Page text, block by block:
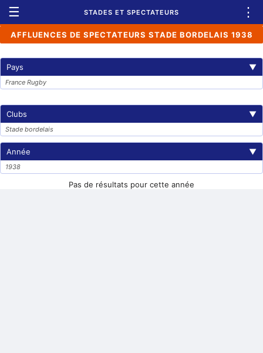
☰ STADES ET SPECTATEURS ⋮
AFFLUENCES DE SPECTATEURS STADE BORDELAIS 1938
Pays ▼
France Rugby
Clubs ▼
Stade bordelais
Année ▼
1938
Pas de résultats pour cette année